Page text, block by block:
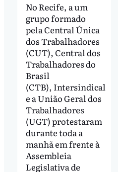
No Recife, a um
grupo formado
pela Central Única
dos Trabalhadores
(CUT), Central dos
Trabalhadores do
Brasil
(CTB), Intersindical
e a União Geral dos
Trabalhadores
(UGT) protestaram
durante toda a
manhã em frente à
Assembleia
Legislativa de